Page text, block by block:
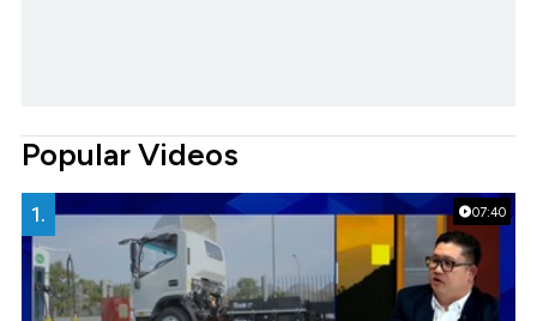
Popular Videos
07:40
1.